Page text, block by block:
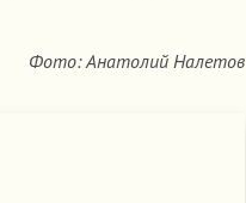
Фото: Анатолий Налетов